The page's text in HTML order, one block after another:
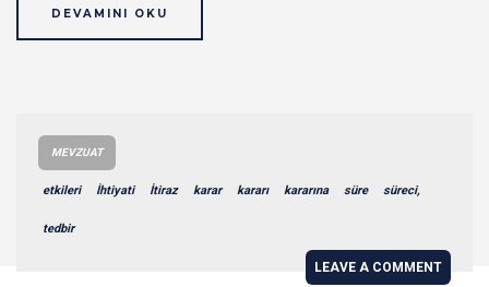
DEVAMINI OKU
MEVZUAT
etkileri İhtiyati İtiraz karar kararı kararına süre süreci,
tedbir
LEAVE A COMMENT